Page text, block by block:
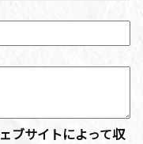
ブサイトによって収